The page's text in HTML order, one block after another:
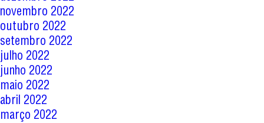
novembro 2022
outubro 2022
setembro 2022
julho 2022
junho 2022
maio 2022
abril 2022
março 2022